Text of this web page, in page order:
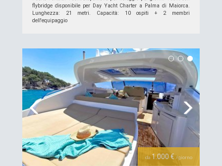
flybridge disponibile per Day Yacht Charter a Palma di Maiorca.
Lunghezza: 21 metri. Capacità: 10 ospiti + 2 membri
dell'equipaggio
piú dettagli >>
da 1.000 € /giorno